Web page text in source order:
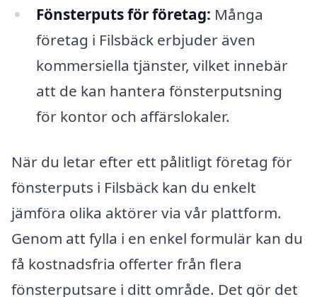
Fönsterputs för företag: Många
företag i Filsbäck erbjuder även
kommersiella tjänster, vilket innebär
att de kan hantera fönsterputsning
för kontor och affärslokaler.
När du letar efter ett pålitligt företag för
fönsterputs i Filsbäck kan du enkelt
jämföra olika aktörer via vår plattform.
Genom att fylla i en enkel formulär kan du
få kostnadsfria offerter från flera
fönsterputsare i ditt område. Det gör det